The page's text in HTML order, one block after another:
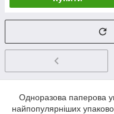
Одноразова паперова
найпопулярніших